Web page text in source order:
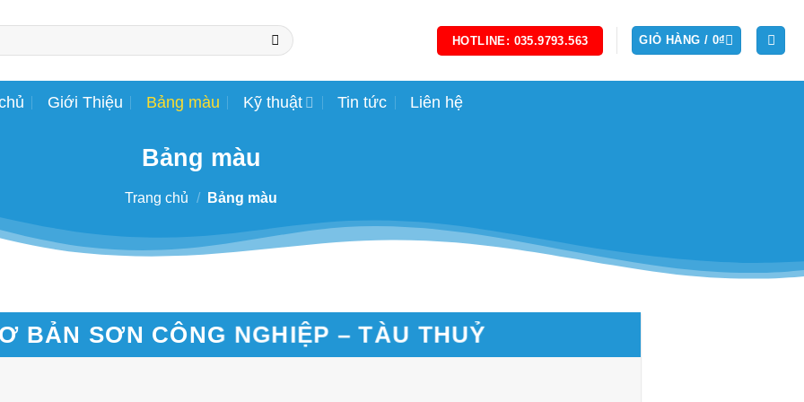
HOTLINE: 035.9793.563 GIỎ HÀNG / 0₫
Giới Thiệu Bảng màu Kỹ thuật Tin tức Liên hệ
Bảng màu
Trang chủ / Bảng màu
BẢN SƠN CÔNG NGHIỆP – TÀU THUỶ